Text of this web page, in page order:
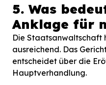
5. Was
Anklage für
Die
ausreichend. Das
entscheidet über die
Hauptverhandlung.